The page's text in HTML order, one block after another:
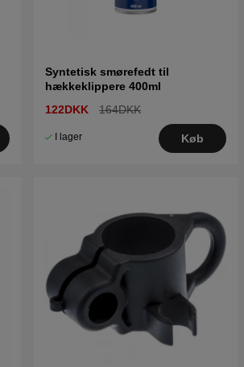
Syntetisk smørefedt til
hækkeklippere 400ml
122DKK
164DKK
I lager Køb